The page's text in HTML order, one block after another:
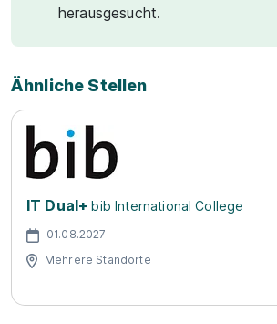
herausgesucht.
Ähnliche Stellen
IT Dual+ bib International College
01.08.2027
Mehrere Standorte